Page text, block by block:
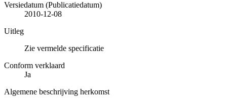
Versiedatum (Publicatiedatum)
2010-12-08
Uitleg
Zie vermelde specificatie
Conform verklaard
Ja
Algemene beschrijving herkomst